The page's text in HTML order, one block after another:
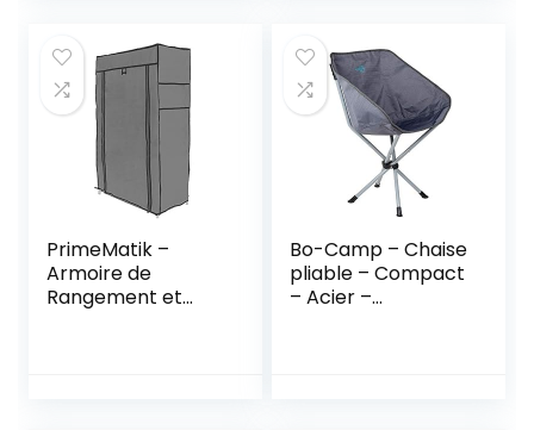
Pique-Nique, Le
Jardin
PrimeMatik –
Armoire de
Rangement et
Bo-Camp – Chaise
pliable – Compact
– Acier –